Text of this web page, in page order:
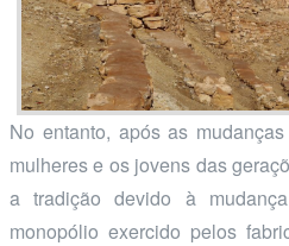
No entanto, após as
mulheres e os jovens das
a tradição devido à
monopólio exercido pelos